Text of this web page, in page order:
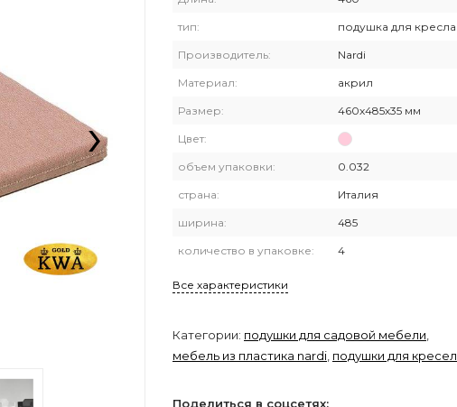
›
тип: подушка для кресла
Производитель: Nardi
Материал: акрил
Размер: 460х485х35 мм
Цвет:
объем упаковки: 0.032
страна: Италия
ширина: 485
количество в упаковке: 4
Все характеристики
Категории: подушки для садовой мебели
мебель из пластика nardi подушки для кресел
Поделиться в соцсетях: